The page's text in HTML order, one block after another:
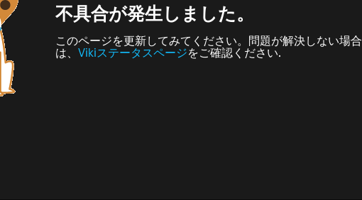
不具合が発生しました。
このページを更新してみてください。問題が解決しない場合
は、 Vikiステータスページをご確認ください.